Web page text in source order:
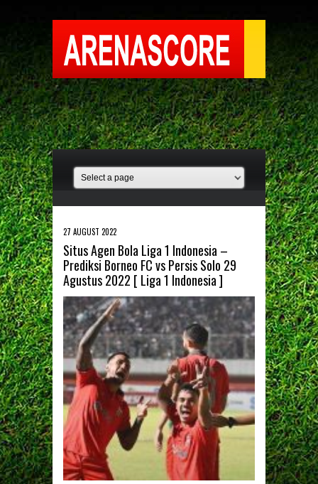
27 AUGUST 2022
Situs Agen Bola Liga 1 Indonesia –
Prediksi Borneo FC vs Persis Solo 29
Agustus 2022 [ Liga 1 Indonesia ]